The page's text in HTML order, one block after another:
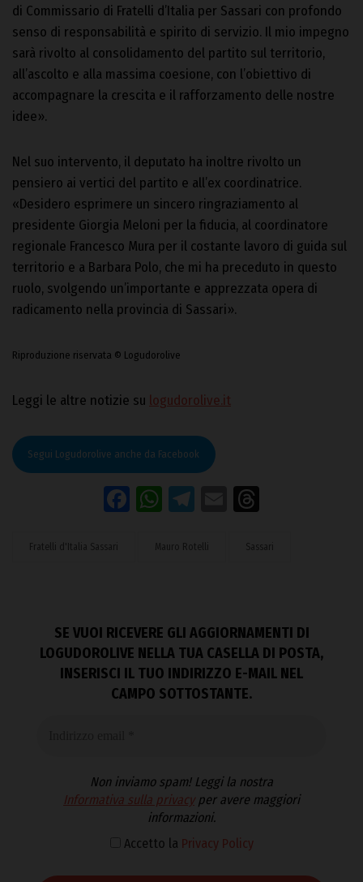
di Commissario di Fratelli d’Italia per Sassari con profondo
senso di responsabilità e spirito di servizio. Il mio impegno
sarà rivolto al consolidamento del partito sul territorio,
all’ascolto e alla massima coesione, con l’obiettivo di
accompagnare la crescita e il rafforzamento delle nostre
idee».
Nel suo intervento, il deputato ha inoltre rivolto un
pensiero ai vertici del partito e all’ex coordinatrice.
«Desidero esprimere un sincero ringraziamento al
presidente Giorgia Meloni per la fiducia, al coordinatore
regionale Francesco Mura per il costante lavoro di guida sul
territorio e a Barbara Polo, che mi ha preceduto in questo
ruolo, svolgendo un’importante e apprezzata opera di
radicamento nella provincia di Sassari».
Riproduzione riservata © Logudorolive
Leggi le altre notizie su logudorolive.it
Segui Logudorolive anche da Facebook
Facebook
WhatsApp
Telegram
Email
Fratelli d'Italia Sassari Mauro Rotelli Sassari
SE VUOI RICEVERE GLI AGGIORNAMENTI DI
LOGUDOROLIVE NELLA TUA CASELLA DI POSTA,
INSERISCI IL TUO INDIRIZZO E-MAIL NEL
CAMPO SOTTOSTANTE.
Non inviamo spam! Leggi la nostra
Informativa sulla privacyper avere maggiori
informazioni.
Accetto la Privacy Policy